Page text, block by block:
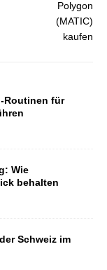
Routinen für
Wie
behalten
Schweiz im